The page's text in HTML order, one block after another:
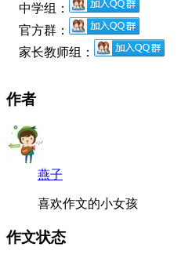
中学组：
官方群：
家长教师组：
作者
燕子
喜欢作文的小女孩
作文状态